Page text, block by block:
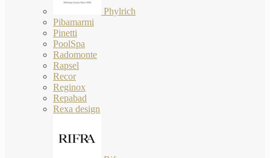
Phylrich
Pibamarmi
Pinetti
PoolSpa
Radomonte
Rapsel
Recor
Reginox
Repabad
Rexa design